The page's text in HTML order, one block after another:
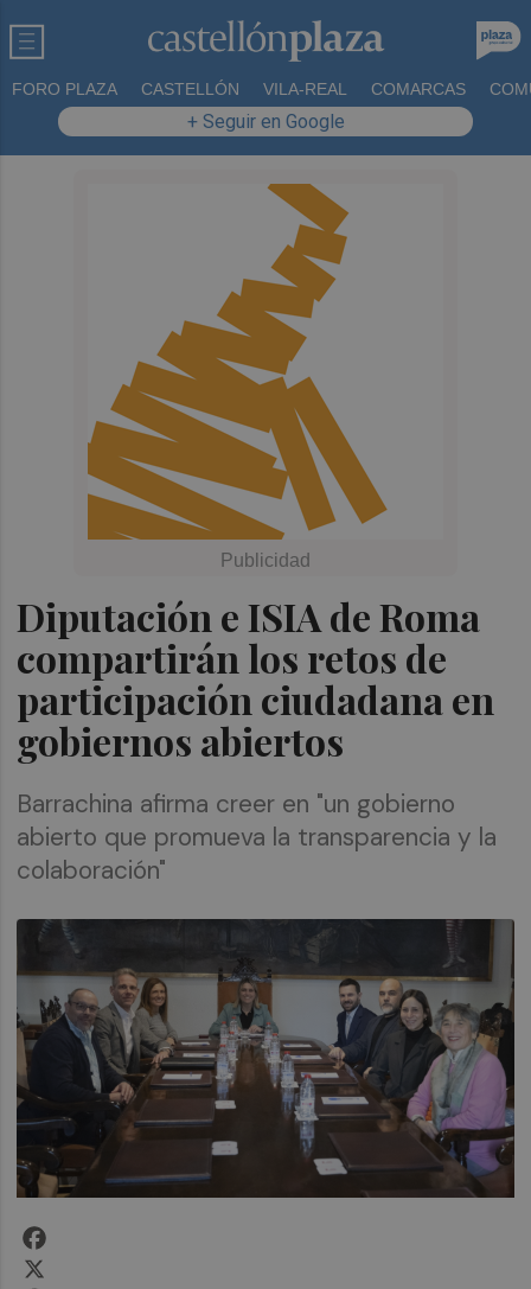
FORO PLAZA CASTELLÓN VILA-REAL COMARCAS
+ Seguir en Google
Diputación e ISIA de Roma
compartirán los retos de
participación ciudadana en
gobiernos abiertos
Barrachina afirma creer en "un gobierno
abierto que promueva la transparencia y la
colaboración"